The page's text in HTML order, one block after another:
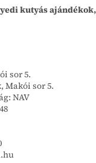
kutyás
sor 5.
Makói sor 5.
NAV